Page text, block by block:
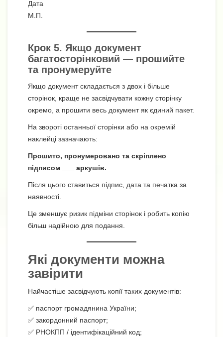
Дата
М.П.
Крок 5. Якщо документ
багатосторінковий — прошийте
та пронумеруйте
Якщо документ складається з двох і більше
сторінок, краще не засвідчувати кожну сторінку
окремо, а прошити весь документ як єдиний пакет.
На звороті останньої сторінки або на окремій
наклейці зазначають:
Прошито, пронумеровано та скріплено
підписом ___ аркушів.
Після цього ставиться підпис, дата та печатка за
наявності.
Це зменшує ризик підміни сторінок і робить копію
більш надійною для подання.
Які документи можна
завірити
Найчастіше засвідчують копії таких документів:
✅ паспорт громадянина України;
✅ закордонний паспорт;
✅ РНОКПП / ідентифікаційний код;